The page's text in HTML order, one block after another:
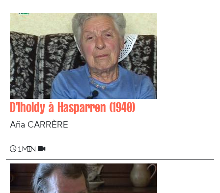
D'Iholdy à Hasparren (1940)
Aña CARRÈRE
1 min